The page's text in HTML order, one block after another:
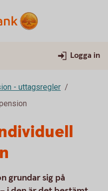
Logga in
- uttagsregler
grundar sig på